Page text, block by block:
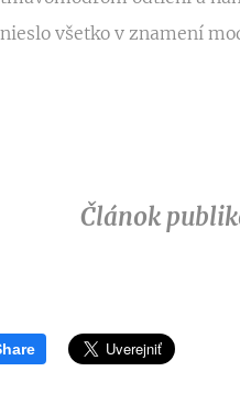
nieslo všetko v znamení
Článok